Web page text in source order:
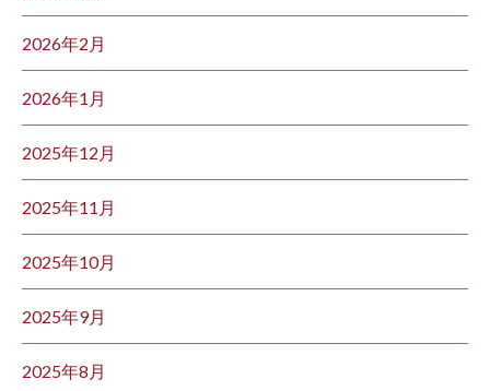
2026年2月
2026年1月
2025年12月
2025年11月
2025年10月
2025年9月
2025年8月